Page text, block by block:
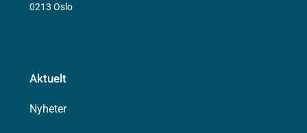
0213 Oslo
Aktuelt
Nyheter